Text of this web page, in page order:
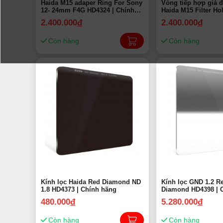
Haida M15 adaper Ring For Sony
12- 24mm F4G HD4324 | Chính
hãng
2.400.000đ
Còn hàng
Vòng tiếp hợp giá
Haida M15 Filter
Ring For Olympus
14mm PRO Lens
2.400.000đ
Còn hàng
Kính lọc Haida Red Diamond ND
1.8 HD4373 | Chính hãng
480.000đ
Còn hàng
Kính lọc GND 1.2
Diamond HD4398 |
5.280.000đ
Còn hàng